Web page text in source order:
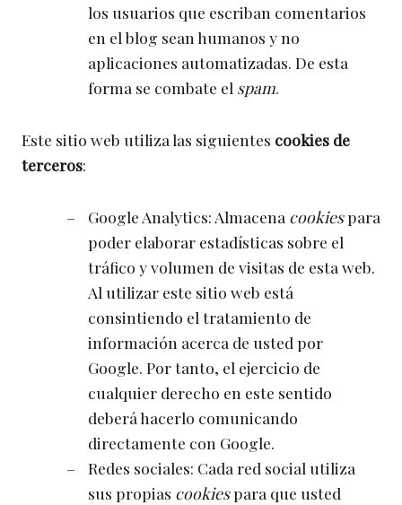
los usuarios que escriban comentarios
en el blog sean humanos y no
aplicaciones automatizadas. De esta
forma se combate el spam.
Este sitio web utiliza las siguientes cookies de
terceros:
Google Analytics: Almacena cookiespara
poder elaborar estadísticas sobre el
tráfico y volumen de visitas de esta web.
Al utilizar este sitio web está
consintiendo el tratamiento de
información acerca de usted por
Google. Por tanto, el ejercicio de
cualquier derecho en este sentido
deberá hacerlo comunicando
directamente con Google.
Redes sociales: Cada red social utiliza
sus propias cookiespara que usted